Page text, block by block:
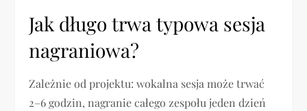
Jak długo trwa typowa sesja
nagraniowa?
Zależnie od projektu: wokalna sesja może trwać
2–6 godzin, nagranie całego zespołu jeden dzień